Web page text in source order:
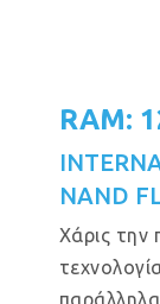
RAM:
NAND
Χάρις την